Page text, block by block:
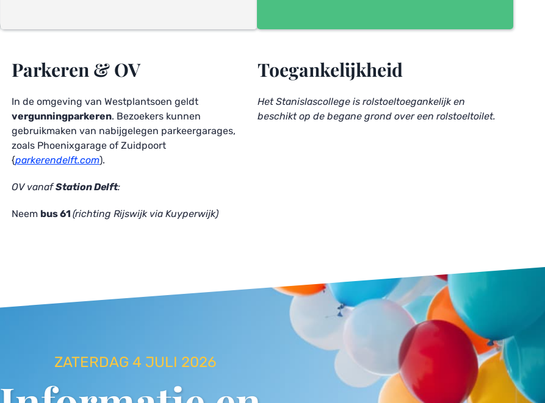
Parkeren & OV
In de omgeving van Westplantsoen geldt
vergunningparkeren. Bezoekers kunnen
gebruikmaken van nabijgelegen parkeergarages,
zoals Phoenixgarage of Zuidpoort
{parkerendelft.com).
OV vanaf Station Delft:
Neem bus 61 (richting Rijswijk via Kuyperwijk)
Toegankelijkheid
Het Stanislascollege is rolstoeltoegankelijk en
beschikt op de begane grond over een rolstoeltoilet.
ZATERDAG 4 JULI 2026